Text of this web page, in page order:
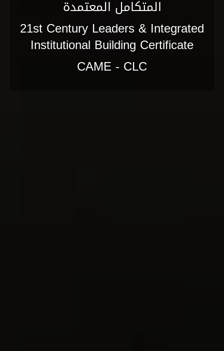
المتكامل المعتمدة
21st Century Leaders & Integrated
Institutional Building Certificate
CAME - CLC